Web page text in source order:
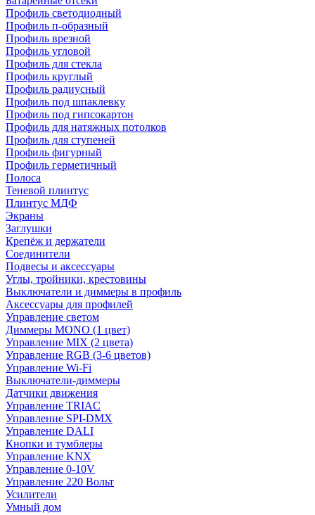
Профиль светодиодный
Профиль п-образный
Профиль врезной
Профиль угловой
Профиль для стекла
Профиль круглый
Профиль радиусный
Профиль под шпаклевку
Профиль под гипсокартон
Профиль для натяжных потолков
Профиль для ступеней
Профиль фигурный
Профиль герметичный
Полоса
Теневой плинтус
Плинтус МДФ
Экраны
Заглушки
Крепёж и держатели
Соединители
Подвесы и аксессуары
Углы, тройники, крестовины
Выключатели и диммеры в профиль
Аксессуары для профилей
Управление светом
Диммеры MONO (1 цвет)
Управление MIX (2 цвета)
Управление RGB (3-6 цветов)
Управление Wi-Fi
Выключатели-диммеры
Датчики движения
Управление TRIAC
Управление SPI-DMX
Управление DALI
Кнопки и тумблеры
Управление KNX
Управление 0-10V
Управление 220 Вольт
Усилители
Умный дом